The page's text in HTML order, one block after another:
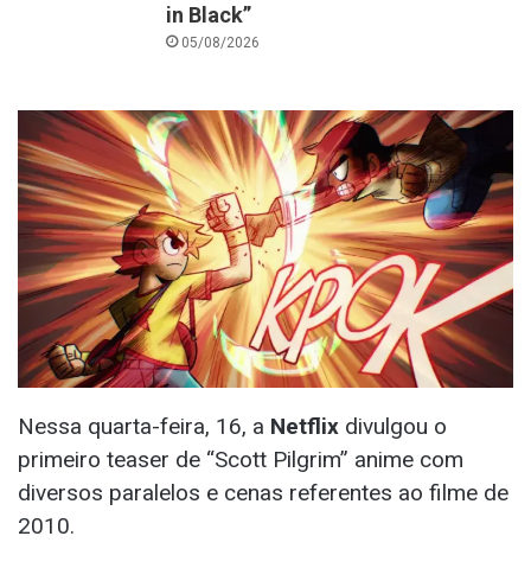
in Black”
05/08/2026
Nessa quarta-feira, 16, a Netflix divulgou o
primeiro teaser de “Scott Pilgrim” anime com
diversos paralelos e cenas referentes ao filme de
2010.